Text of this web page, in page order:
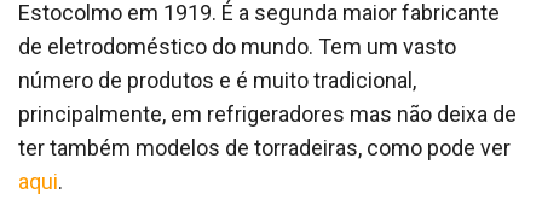
Estocolmo em 1919. É a segunda maior fabricante
de eletrodoméstico do mundo. Tem um vasto
número de produtos e é muito tradicional,
principalmente, em refrigeradores mas não deixa de
ter também modelos de torradeiras, como pode ver
aqui.